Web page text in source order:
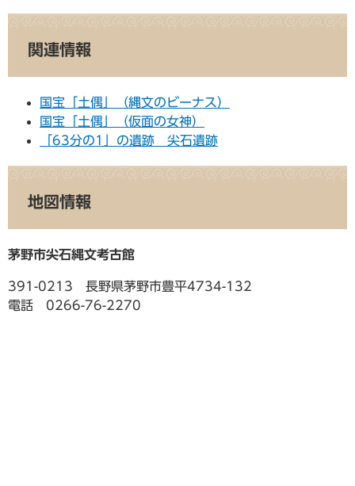
関連情報
国宝「土偶」（縄文のビーナス）
国宝「土偶」（仮面の女神）
「63分の1」の遺跡 尖石遺跡
地図情報
茅野市尖石縄文考古館
391-0213 長野県茅野市豊平4734-132
電話 0266-76-2270